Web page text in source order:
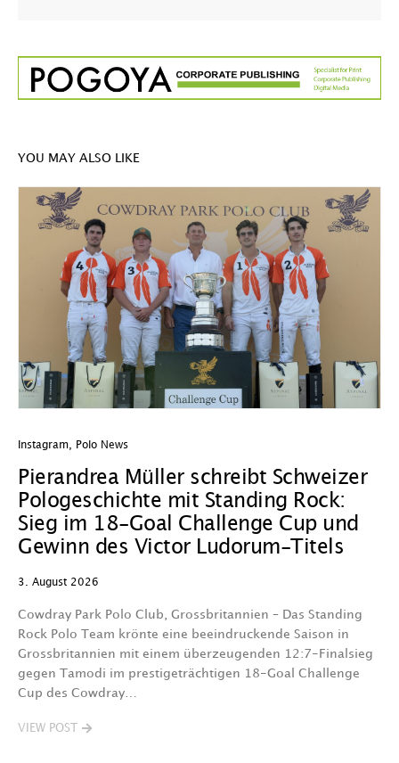
YOU MAY ALSO LIKE
Instagram Polo News
Pierandrea Müller schreibt Schweizer
Pologeschichte mit Standing Rock:
Sieg im 18-Goal Challenge Cup und
Gewinn des Victor Ludorum-Titels
3. August 2026
Cowdray Park Polo Club, Grossbritannien – Das Standing
Rock Polo Team krönte eine beeindruckende Saison in
Grossbritannien mit einem überzeugenden 12:7-Finalsieg
gegen Tamodi im prestigeträchtigen 18-Goal Challenge
Cup des Cowdray…
VIEW POST